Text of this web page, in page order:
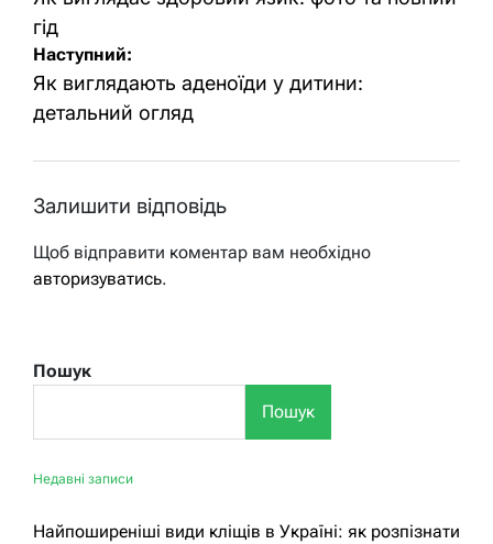
гід
Наступний:
Як виглядають аденоїди у дитини:
детальний огляд
Залишити відповідь
Щоб відправити коментар вам необхідно
авторизуватись.
Пошук
Пошук
Недавні записи
Найпоширеніші види кліщів в Україні: як розпізнати